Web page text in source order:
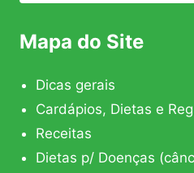
Mapa do Site
Dicas gerais
Cardápios, Dietas e
Receitas
Dietas p/ Doenças